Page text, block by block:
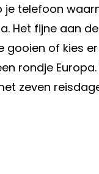
je telefoon
Het fijne aan
gooien of kies
rondje
zeven